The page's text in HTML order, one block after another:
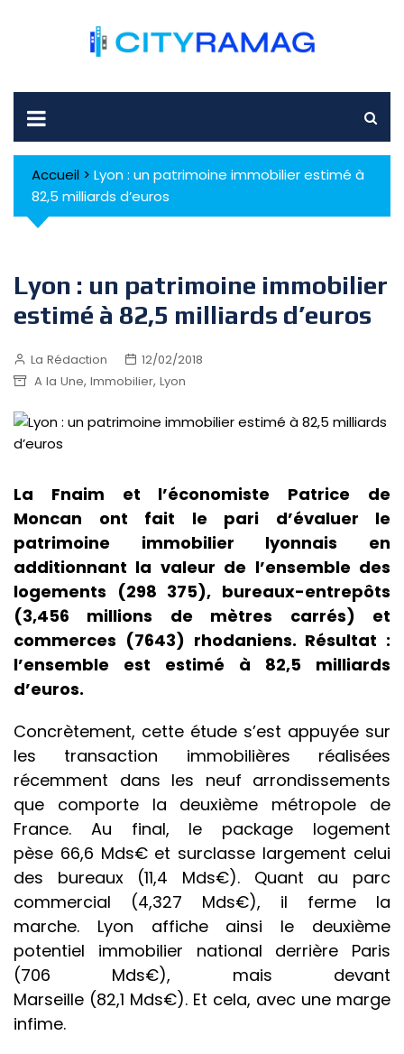
Accueil > Lyon : un patrimoine immobilier estimé à
82,5 milliards d’euros
Lyon : un patrimoine immobilier
estimé à 82,5 milliards d’euros
La Rédaction
12/02/2018
A la Une, Immobilier, Lyon
La Fnaim et l’économiste Patrice de
Moncan ont fait le pari d’évaluer le
patrimoine immobilier lyonnais en
additionnant la valeur de l’ensemble des
logements (298 375), bureaux-entrepôts
(3,456 millions de mètres carrés) et
commerces (7643) rhodaniens. Résultat :
l’ensemble est estimé à 82,5 milliards
d’euros.
Concrètement, cette étude s’est appuyée sur
les transaction immobilières réalisées
récemment dans les neuf arrondissements
que comporte la deuxième métropole de
France. Au final, le package logement
pèse 66,6 Mds€ et surclasse largement celui
des bureaux (11,4 Mds€). Quant au parc
commercial (4,327 Mds€), il ferme la
marche. Lyon affiche ainsi le deuxième
potentiel immobilier national derrière Paris
(706 Mds€), mais devant
Marseille (82,1 Mds€). Et cela, avec une marge
infime.